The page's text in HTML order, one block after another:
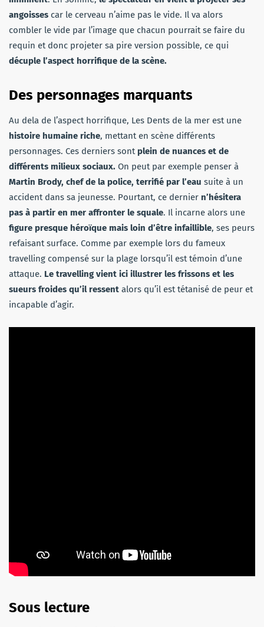
angoisses car le cerveau n’aime pas le vide. Il va alors
combler le vide par l’image que chacun pourrait se faire du
requin et donc projeter sa pire version possible, ce qui
décuple l’aspect horrifique de la scène.
Des personnages marquants
Au dela de l’aspect horrifique, Les Dents de la mer est une
histoire humaine riche, mettant en scène différents
personnages. Ces derniers sont plein de nuances et de
différents milieux sociaux. On peut par exemple penser à
Martin Brody, chef de la police, terrifié par l’eau suite à un
accident dans sa jeunesse. Pourtant, ce dernier n’hésitera
pas à partir en mer affronter le squale. Il incarne alors une
figure presque héroïque mais loin d’être infaillible, ses peurs
refaisant surface. Comme par exemple lors du fameux
travelling compensé sur la plage lorsqu’il est témoin d’une
attaque. Le travelling vient ici illustrer les frissons et les
sueurs froides qu’il ressent alors qu’il est tétanisé de peur et
incapable d’agir.
Sous lecture